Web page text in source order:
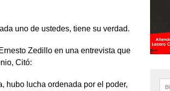
uno de ustedes, tiene su verdad.
Zedillo en una entrevista que
Citó:
hubo lucha ordenada por el poder,